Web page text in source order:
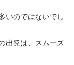
いのではないでし
出発は、スムーズ